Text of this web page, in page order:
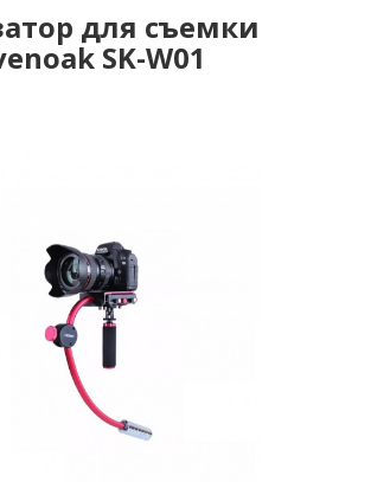
для съемки
SK-W01